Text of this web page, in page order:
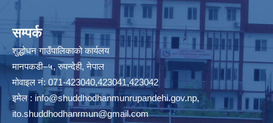
सम्पर्क
शुद्धोधन गाउँपालिकाको कार्यलय
मानपकडी–५, रुपन्देही, नेपाल
मोवाइल नं: 071-423040,423041,423042
इमेल : info@shuddhodhanmunrupandehi.gov.np,
ito.shuddhodhanrmun@gmail.com